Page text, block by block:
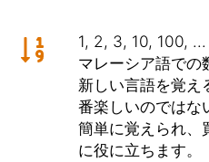
1, 2, 3, 10, 100, ...
マレーシア語での
新しい言語を覚え
番楽しいのではな
簡単に覚えられ、
に役に立ちます。